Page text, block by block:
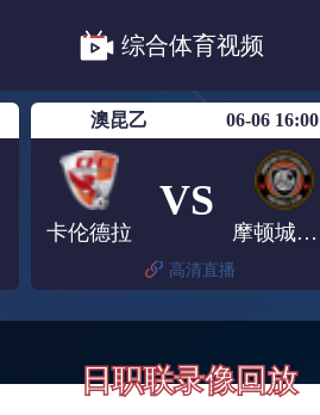
综合体育视频
澳昆乙 06-06 16:00
卡伦德拉
VS
摩顿城精英后备队
高清直播
日职联录像回放